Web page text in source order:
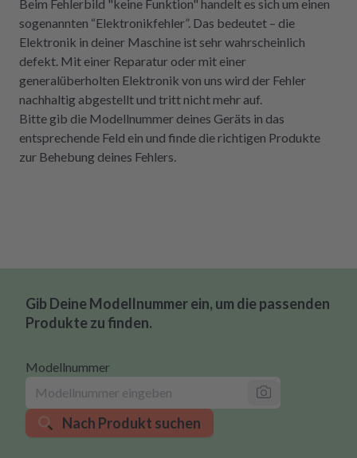
Beim Fehlerbild "keine Funktion" handelt es sich um einen
sogenannten “Elektronikfehler”. Das bedeutet – die
Elektronik in deiner Maschine ist sehr wahrscheinlich
defekt. Mit einer Reparatur oder mit einer
generalüberholten Elektronik von uns wird der Fehler
nachhaltig abgestellt und tritt nicht mehr auf.
Bitte gib die Modellnummer deines Geräts in das
entsprechende Feld ein und finde die richtigen Produkte
zur Behebung deines Fehlers.
Gib Deine Modellnummer ein, um die passenden
Produkte zu finden.
Modellnummer
Nach Produkt suchen